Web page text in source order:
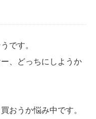
です。
、どっちにしようか
おうか悩み中です。